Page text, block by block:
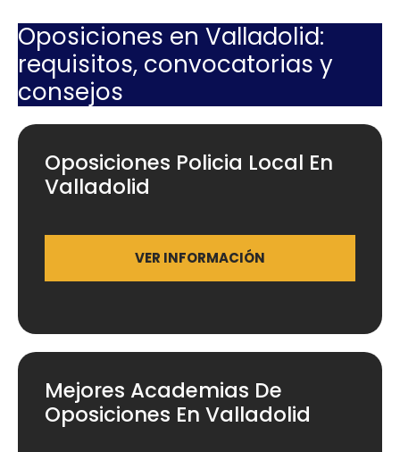
Oposiciones en Valladolid:
requisitos, convocatorias y
consejos
Oposiciones Policia Local En
Valladolid
VER INFORMACIÓN
Mejores Academias De
Oposiciones En Valladolid